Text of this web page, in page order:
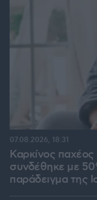
Καρκίνος
συνδέθηκε με
παράδειγμα της
07.08.2026, 18:31